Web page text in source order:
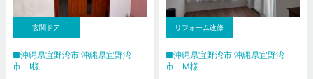
玄関ドア
沖縄県宜野湾市 沖縄県宜野湾
市 I様
リフォーム改修
沖縄県宜野湾市 沖縄県宜野湾
市 M様